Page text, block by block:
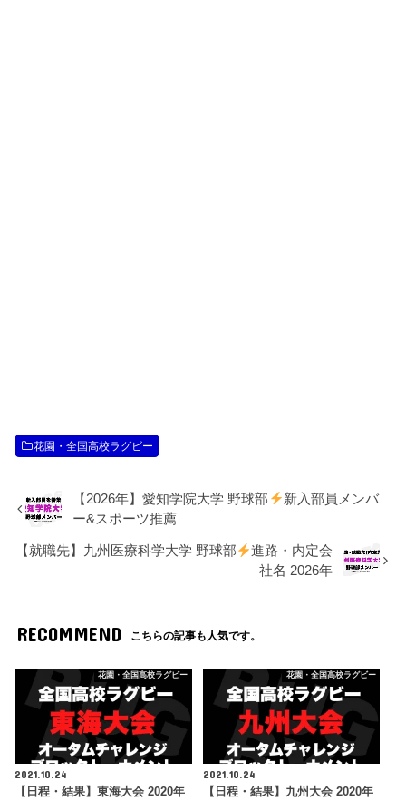
花園・全国高校ラグビー
【2026年】愛知学院大学 野球部
新入部員メンバ
ー&スポーツ推薦
【就職先】九州医療科学大学 野球部
進路・内定会
社名 2026年
RECOMMEND こちらの記事も人気です。
花園・全国高校ラグビー
2021.10.24
【日程・結果】東海大会 2020年
花園・全国高校ラグビー
2021.10.24
【日程・結果】九州大会 2020年